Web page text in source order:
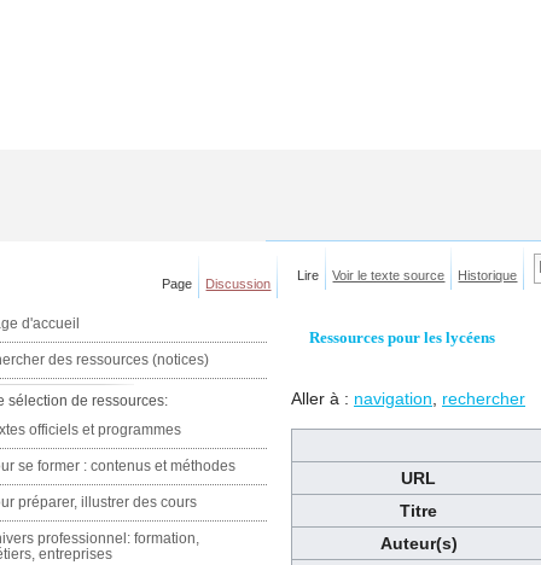
Ressources pour les lycéens
Aller à : navigation rechercher
URL
Titre
Auteur(s)
Page Discussion
Lire Voir le texte source Historique
d'accueil
des ressources (notices)
sélection de ressources:
officiels et programmes
se former : contenus et méthodes
préparer, illustrer des cours
professionnel: formation,
entreprises